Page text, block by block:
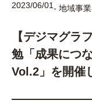
2023/06/01- 地域事
【デジマグラ
勉「成果につ
Vol.2」を開催